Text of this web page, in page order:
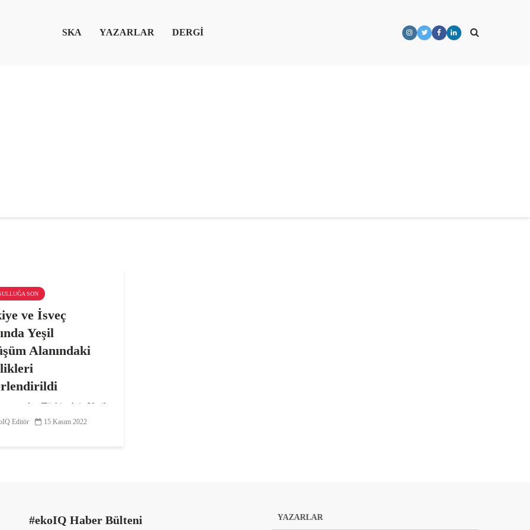
SKA YAZARLAR DERGİ
SON
ve İsveç
Yeşil
Alanındaki
yapılan Türkiye’nin Yeşil
Öncü Bir Partner
Editör 15 Kasım 2022
#ekoIQ Haber Bülteni YAZARLAR